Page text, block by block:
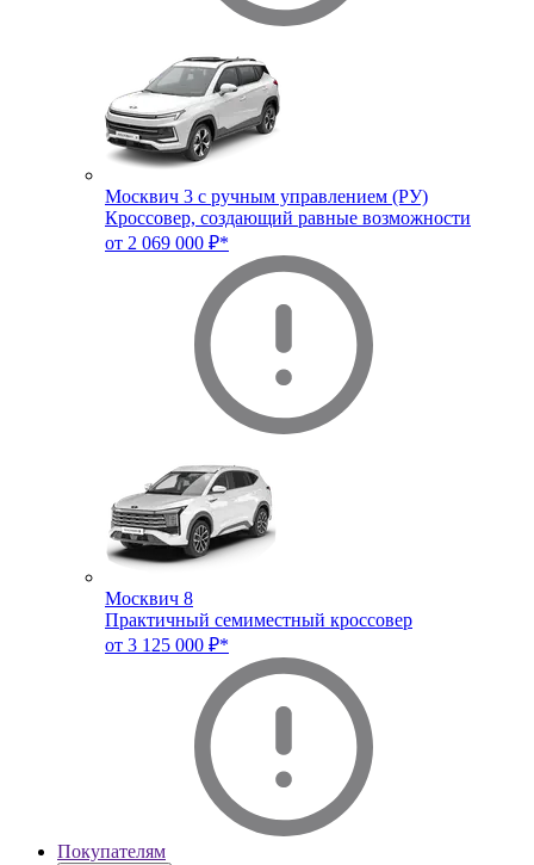
Москвич 3 с ручным управлением (РУ)
Кроссовер, создающий равные возможности
от 2 069 000 ₽*
Москвич 8
Практичный семиместный кроссовер
от 3 125 000 ₽*
Покупателям